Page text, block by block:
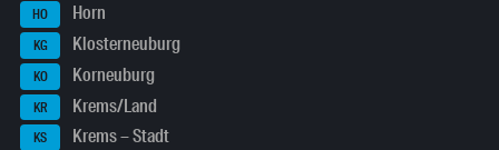
HO Horn
KG Klosterneuburg
KO Korneuburg
KR Krems/Land
KS Krems – Stadt